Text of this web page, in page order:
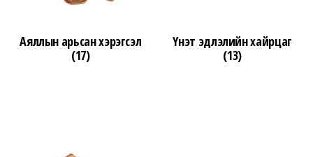
Аяллын арьсан хэрэгсэл
(17)
Үнэт эдлэлийн хайрцаг
(13)